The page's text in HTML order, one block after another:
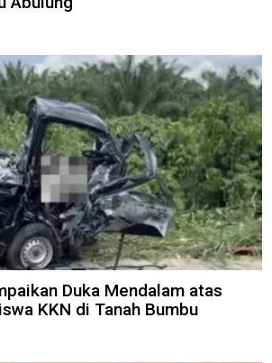
Duka Mendalam atas
KKN di Tanah Bumbu